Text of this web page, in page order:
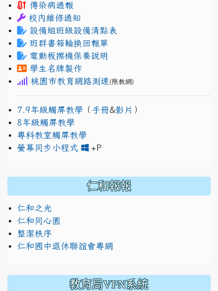
傳染病通報
校內維修通知
設備組班級設備清點表
班群書箱輪換回報單
電動板擦機保養說明
學生名牌製作
桃園市教育網路測速 (限教網)
7.9年級觸屏教學 （ 手冊&影片 ）
8年級觸屏教學
專科教室觸屏教學
螢幕同步小程式
+P
仁和報報
仁和之光
仁和同心園
整潔秩序
仁和國中退休聯誼會專網
教育局VPN系統